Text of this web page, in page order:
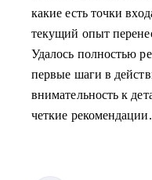
какие есть точки
текущий опыт
Удалось полностью
первые шаги в
внимательность к
четкие рекомендации.